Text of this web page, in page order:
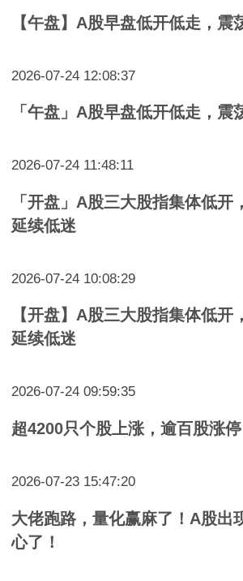
【午盘】A股早盘低开低走，震
2026-07-24 12:08:37
「午盘」A股早盘低开低走，震
2026-07-24 11:48:11
「开盘」A股三大股指集体低开
延续低迷
2026-07-24 10:08:29
【开盘】A股三大股指集体低开
延续低迷
2026-07-24 09:59:35
超4200只个股上涨，逾百股涨停
2026-07-23 15:47:20
大佬跑路，量化赢麻了！A股出
心了！